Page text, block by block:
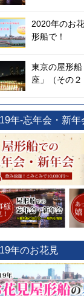
2020年のお
形船で！
東京の屋形
座」（その２
年-忘年会・新年
年のお花見